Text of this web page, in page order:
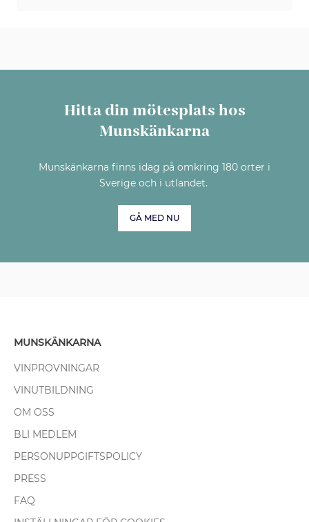
Hitta din mötesplats hos
Munskänkarna
Munskänkarna finns idag på omkring 180 orter i
Sverige och i utlandet.
GÅ MED NU
MUNSKÄNKARNA
VINPROVNINGAR
VINUTBILDNING
OM OSS
BLI MEDLEM
PERSONUPPGIFTSPOLICY
PRESS
FAQ